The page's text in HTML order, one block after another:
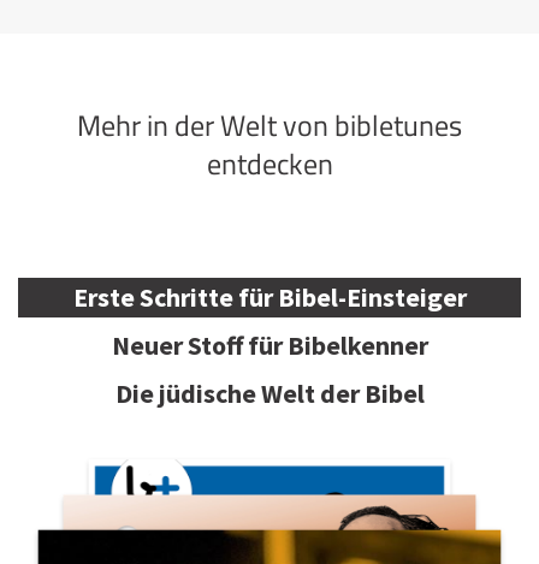
Mehr in der Welt von bibletunes
entdecken
Erste Schritte für Bibel-Einsteiger
Neuer Stoff für Bibelkenner
Die jüdische Welt der Bibel